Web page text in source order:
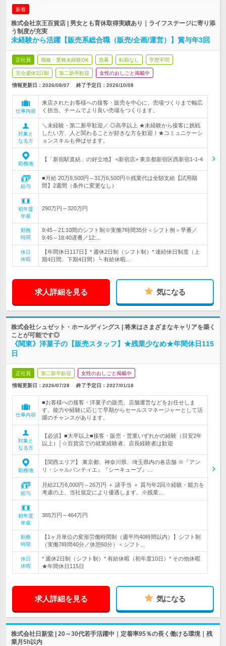
新着
株式会社京王百貨店 | 男女とも育休取得実績あり｜ライフステージに寄り添
う制度が充実
未経験から活躍【販売系総合職（販売/企画/運営）】賞与年3回
正社員 職種・業種未経験OK 急募 転勤なし 学歴不問
完全週休2日制 第二新卒歓迎 女性のおしごと掲載中
情報更新日：2026/08/07 終了予定日： 2026/10/08
仕事内容
来店されたお客様への接客・販売を中心に、売場づくりまで幅広
く担当。チームでより良い売場をつくります。
対象と
なる方
＼未経験・第二新卒歓迎／ ◎高卒以上 ★未経験から接客に挑戦
したい方、人と関わることが好きな方を歓迎！★コミュニケーシ
ョンスキルも伸ばせます。
勤務地
【「新宿駅直結」の好立地】 <新宿店> 東京都新宿区西新宿1-1-4
給与
■月給 20万8,500円～31万6,500円※残業代は全額支給【試用期
間】2週間（条件に変更なし）
初年度
年収
290万円～320万円
勤務
時間
9:45～21:10間のシフト制※実働7時間35分＜シフト例＞早番／
9:45～18:40遅番／12:…
休日
休暇
【年間休日117日】* 週休2日制（シフト制）* 連続休日制度（上
期4日間、下期4日間）└ 有給休暇…
求人詳細を見る 気になる
株式会社シュゼット・ホールディングス | 将来はさまざまなキャリアを築く
ことが可能です◎
《関東》洋菓子の【販売スタッフ】★残業少なめ★年間休日115
日
正社員 第二新卒歓迎 女性のおしごと掲載中
情報更新日：2026/07/28 終了予定日： 2027/01/18
仕事内容
■お客様への接客・洋菓子の販売、店舗運営などをお任せしま
す。能力や経験に応じて早期からセールスマネージャーとして活
躍のチャンスがあります。
対象と
なる方
【必須】■大卒以上■接客・販売・営業いずれかの経験（目安2年
以上）│☆百貨店での就業経験者、店長経験者は歓迎
勤務地
【関西エリア】 東京都、神奈川県、埼玉県内の各店舗 ※『アン
リ・シャルパンティエ』『シーキューブ』…
給与
月給21万6,000円～26万円 ＋ 諸手当 ＋ 賞与年2回※経験・能力を
考慮の上、当社規定により優遇します。※残業…
初年度
年収
385万円～464万円
勤務
時間
【1ヶ月単位の変形労働時間制（週平均40時間以内）】シフト制
（実働7時間40分／休憩60分）＜シフト…
休日
休暇
* 週休2日制（シフト制）* 有給休暇（初年度10日）* その他休暇
★年間休日115日
求人詳細を見る 気になる
株式会社日新堂 | 20～30代若手活躍中｜定着率95％の長く働ける環境｜残
業月5h以内